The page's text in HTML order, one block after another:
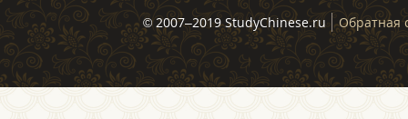
© 2007–2019 StudyChinese.ru Обратная